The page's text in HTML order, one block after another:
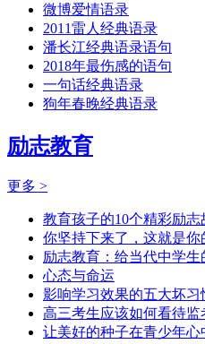
微博爱情语录
2011雷人经典语录
潘长江经典语录语句
2018年最伤感的语句
一句话经典语录
狗年春晚经典语录
励志教育
更多 >
教育孩子的10个精彩励志
你坚持下来了，这就是你
励志教育：给当代中学生
心态与命运
影响学习效果的五大坏习
高三考生应该如何看待监
让美好的种子在青少年心